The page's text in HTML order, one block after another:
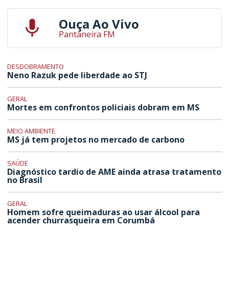
Ouça Ao Vivo
Pantaneira FM
DESDOBRAMENTO
Neno Razuk pede liberdade ao STJ
GERAL
Mortes em confrontos policiais dobram em MS
MEIO AMBIENTE
MS já tem projetos no mercado de carbono
SAÚDE
Diagnóstico tardio de AME ainda atrasa tratamento
no Brasil
GERAL
Homem sofre queimaduras ao usar álcool para
acender churrasqueira em Corumbá